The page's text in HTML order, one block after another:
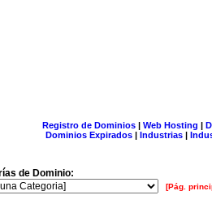
Registro de Dominios| Web Hosting |
Dominios Expirados | Industrias |
de Dominio:
[Pág.